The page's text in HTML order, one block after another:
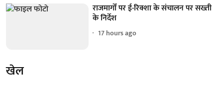
राजमार्गों पर ई-रिक्शा के संचालन पर सख्ती
के निर्देश
17 hours ago
खेल